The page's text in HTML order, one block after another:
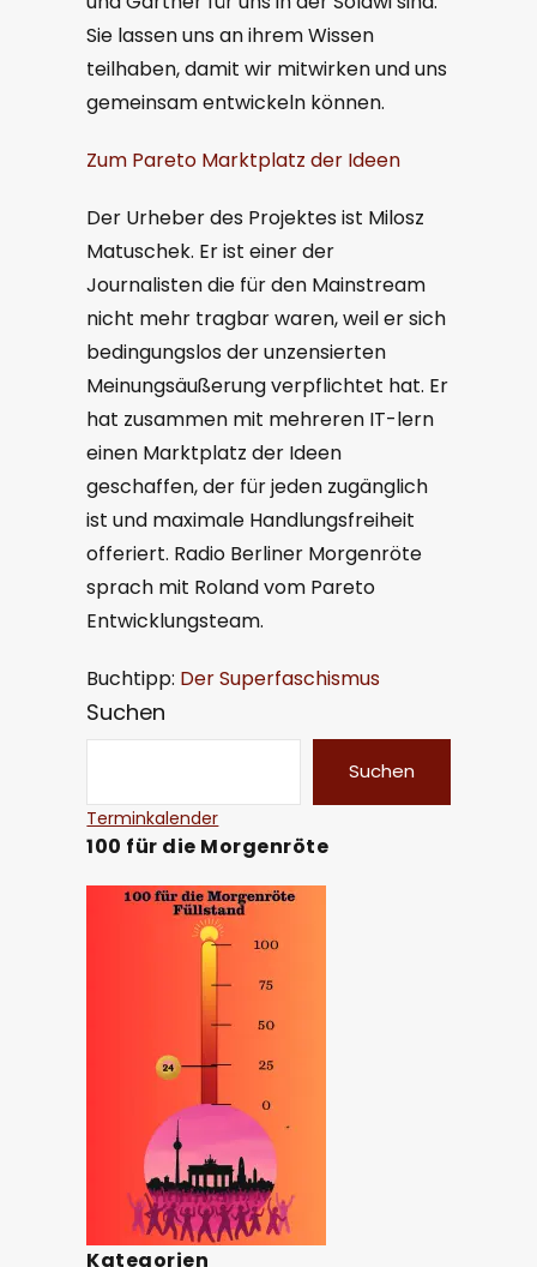
Sie lassen uns an ihrem Wissen
teilhaben, damit wir mitwirken und uns
gemeinsam entwickeln können.
Zum Pareto Marktplatz der Ideen
Der Urheber des Projektes ist Milosz
Matuschek. Er ist einer der
Journalisten die für den Mainstream
nicht mehr tragbar waren, weil er sich
bedingungslos der unzensierten
Meinungsäußerung verpflichtet hat. Er
hat zusammen mit mehreren IT-lern
einen Marktplatz der Ideen
geschaffen, der für jeden zugänglich
ist und maximale Handlungsfreiheit
offeriert. Radio Berliner Morgenröte
sprach mit Roland vom Pareto
Entwicklungsteam.
Buchtipp: Der Superfaschismus
Suchen
Suchen
Terminkalender
100 für die Morgenröte
Kategorien